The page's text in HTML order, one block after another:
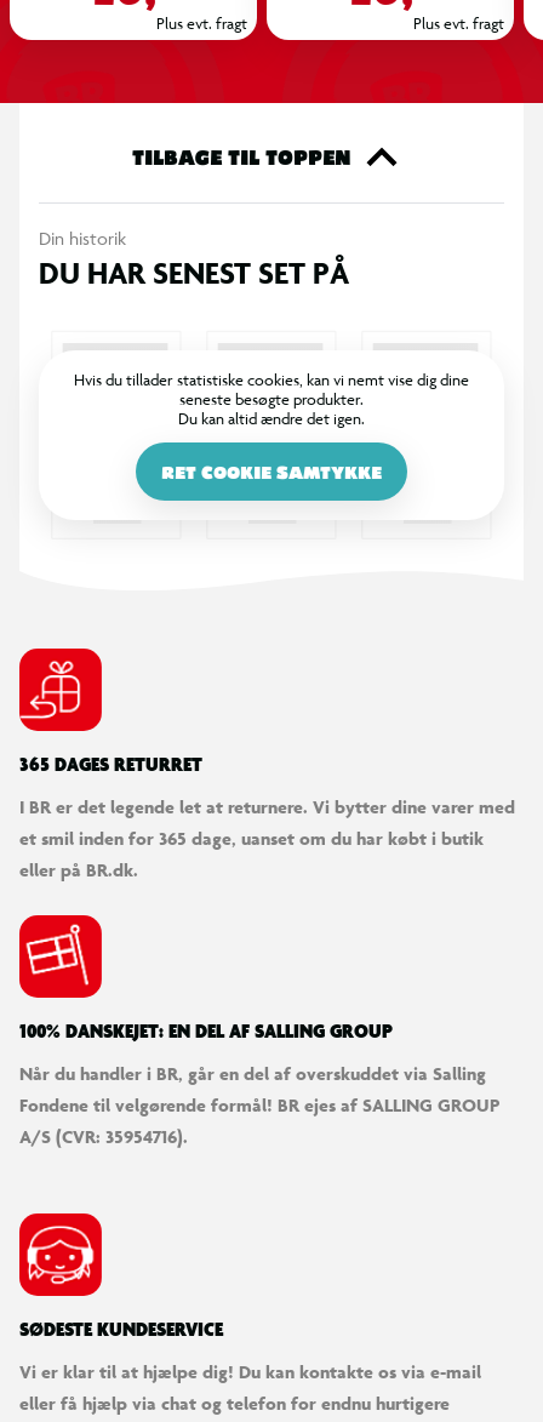
Plus evt. fragt Plus evt. fragt
TILBAGE TIL TOPPEN
Din historik
DU HAR SENEST SET PÅ
Hvis du tillader statistiske cookies, kan vi nemt vise dig dine
seneste besøgte produkter.
Du kan altid ændre det igen.
RET COOKIE SAMTYKKE
365 DAGES RETURRET
I BR er det legende let at returnere. Vi bytter dine varer med
et smil inden for 365 dage, uanset om du har købt i butik
eller på BR.dk.
100% DANSKEJET: EN DEL AF SALLING GROUP
Når du handler i BR, går en del af overskuddet via Salling
Fondene til velgørende formål! BR ejes af SALLING GROUP
A/S (CVR: 35954716).
SØDESTE KUNDESERVICE
Vi er klar til at hjælpe dig! Du kan kontakte os via e-mail
eller få hjælp via chat og telefon for endnu hurtigere